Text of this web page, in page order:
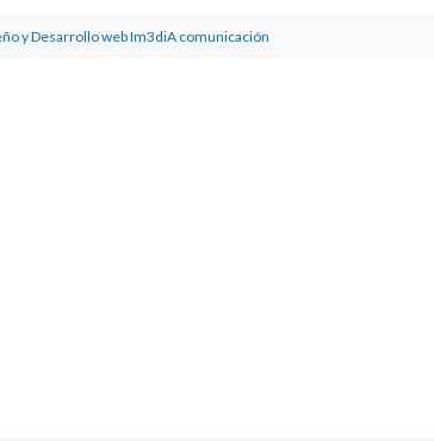
y Desarrollo web Im3diA comunicación